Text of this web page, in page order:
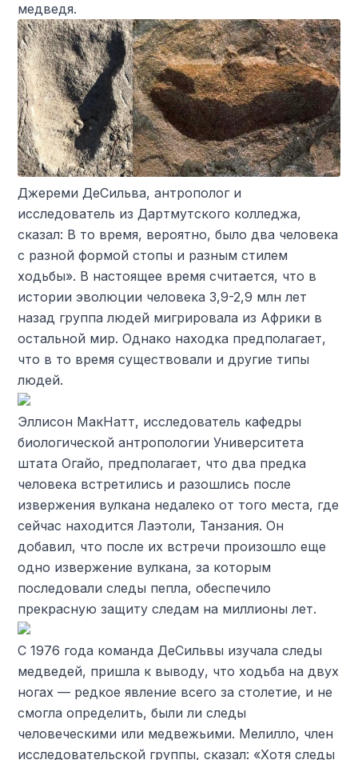
медведя.
Джереми ДеСильва, антрополог и
исследователь из Дартмутского колледжа,
сказал: В то время, вероятно, было два человека
с разной формой стопы и разным стилем
ходьбы». В настоящее время считается, что в
истории эволюции человека 3,9-2,9 млн лет
назад группа людей мигрировала из Африки в
остальной мир. Однако находка предполагает,
что в то время существовали и другие типы
людей.
Эллисон МакНатт, исследователь кафедры
биологической антропологии Университета
штата Огайо, предполагает, что два предка
человека встретились и разошлись после
извержения вулкана недалеко от того места, где
сейчас находится Лаэтоли, Танзания. Он
добавил, что после их встречи произошло еще
одно извержение вулкана, за которым
последовали следы пепла, обеспечило
прекрасную защиту следам на миллионы лет.
С 1976 года команда ДеСильвы изучала следы
медведей, пришла к выводу, что ходьба на двух
ногах — редкое явление всего за столетие, и не
смогла определить, были ли следы
человеческими или медвежьими. Мелилло, член
исследовательской группы, сказал: «Хотя следы